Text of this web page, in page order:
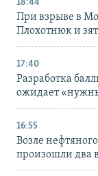
18:44
При взрыве в
Плохотнюк и
17:40
Разработка
ожидает
16:55
Возле
произошли два